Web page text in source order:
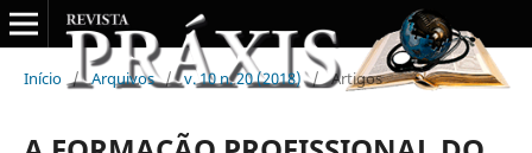
Início / Arquivos / v. 10 n. 20 (2018) / Artigos